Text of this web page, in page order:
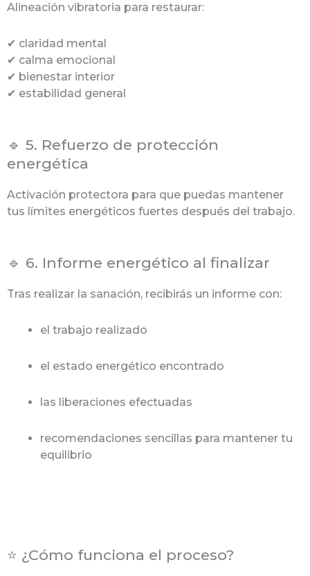
Alineación vibratoria para restaurar:
✔ claridad mental
✔ calma emocional
✔ bienestar interior
✔ estabilidad general
🔹 5. Refuerzo de protección
energética
Activación protectora para que puedas mantener
tus límites energéticos fuertes después del trabajo.
🔹 6. Informe energético al finalizar
Tras realizar la sanación, recibirás un informe con:
el trabajo realizado
el estado energético encontrado
las liberaciones efectuadas
recomendaciones sencillas para mantener tu
equilibrio
⭐ ¿Cómo funciona el proceso?